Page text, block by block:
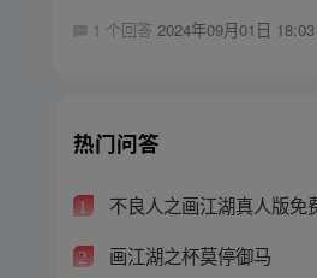
1 个回答2024年09月01日 18:03
热门问答
1 不良人之画江湖真人版免
2 画江湖之杯莫停御马